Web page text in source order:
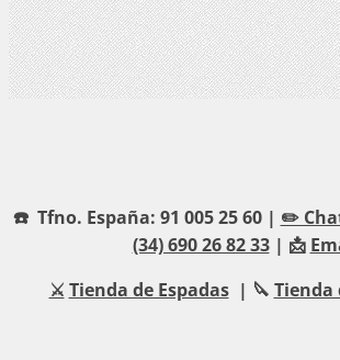
☎️ Tfno. España: 91 005 25 60 | ✏️
(34) 690 26 82 33| 📩
⚔️ Tienda de Espadas| 🔪 Tienda